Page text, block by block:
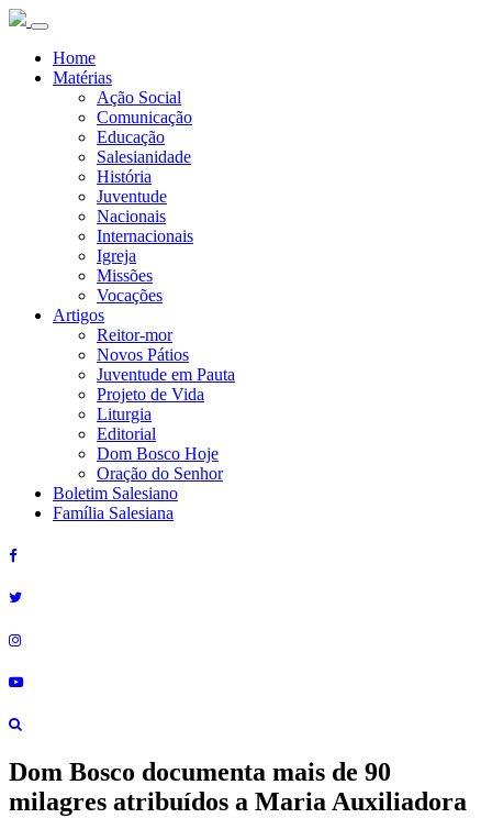
Home
Matérias
Ação Social
Comunicação
Educação
Salesianidade
História
Juventude
Nacionais
Internacionais
Igreja
Missões
Vocações
Artigos
Reitor-mor
Novos Pátios
Juventude em Pauta
Projeto de Vida
Liturgia
Editorial
Dom Bosco Hoje
Oração do Senhor
Boletim Salesiano
Família Salesiana
Dom Bosco documenta mais de 90
milagres atribuídos a Maria Auxiliadora